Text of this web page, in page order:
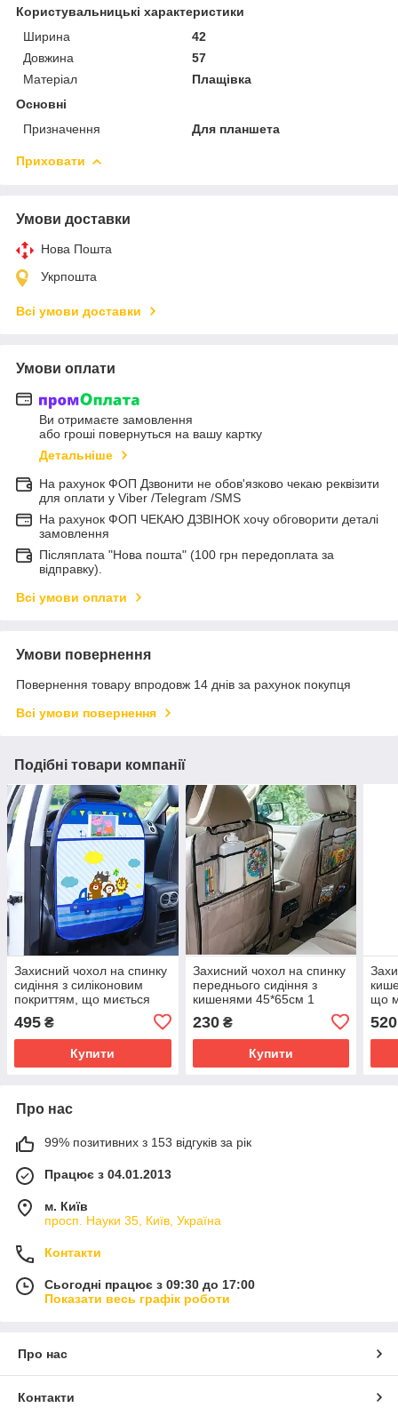
Користувальницькі характеристики
Ширина
42
Довжина
57
Матеріал
Плащівка
Основні
Призначення
Для планшета
Приховати
Умови доставки
Нова Пошта
Укрпошта
Всі умови доставки
Умови оплати
Ви отримаєте замовлення
або гроші повернуться на вашу картку
Детальніше
На рахунок ФОП Дзвонити не обов'язково чекаю реквізити
для оплати у Viber /Telegram /SMS
На рахунок ФОП ЧЕКАЮ ДЗВІНОК хочу обговорити деталі
замовлення
Післяплата "Нова пошта" (100 грн передоплата за
відправку).
Всі умови оплати
Умови повернення
Повернення товару впродовж 14 днів за рахунок покупця
Всі умови повернення
Подібні товари компанії
Захисний чохол на спинку
сидіння з силіконовим
покриттям, що миється
495 ₴
Купити
Захисний чохол на спинку
переднього сидіння з
кишенями 45*65см 1
230₴
Купити
що
520
Про нас
99% позитивних з 153 відгуків за рік
Працює з 04.01.2013
м. Київ
просп. Науки 35, Київ, Україна
Контакти
Сьогодні працює з 09:30 до 17:00
Показати весь графік роботи
Про нас
Контакти